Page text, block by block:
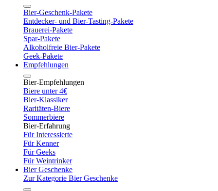
Bier-Geschenk-Pakete
Entdecker- und Bier-Tasting-Pakete
Brauerei-Pakete
Spar-Pakete
Alkoholfreie Bier-Pakete
Geek-Pakete
Empfehlungen
Bier-Empfehlungen
Biere unter 4€
Bier-Klassiker
Raritäten-Biere
Sommerbiere
Bier-Erfahrung
Für Interessierte
Für Kenner
Für Geeks
Für Weintrinker
Bier Geschenke
Zur Kategorie Bier Geschenke